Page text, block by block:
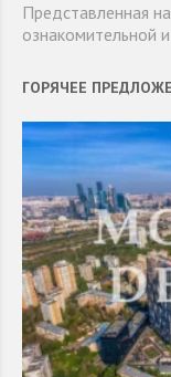
Представленная
ознакомительной
ГОРЯЧЕЕ